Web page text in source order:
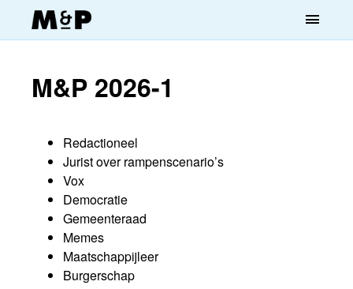
menu
M&P 2026-1
Redactioneel
Jurist over rampenscenario’s
Vox
Democratie
Gemeenteraad
Memes
Maatschappijleer
Burgerschap